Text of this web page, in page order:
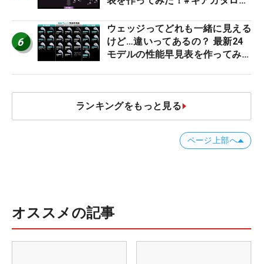
6
ウェッジってどれも一緒に見える
けど…違いってあるの？ 最新24
モデルの性能早見表を作ってみ
ランキングをもっと見る
ページ上部へ
オススメの記事